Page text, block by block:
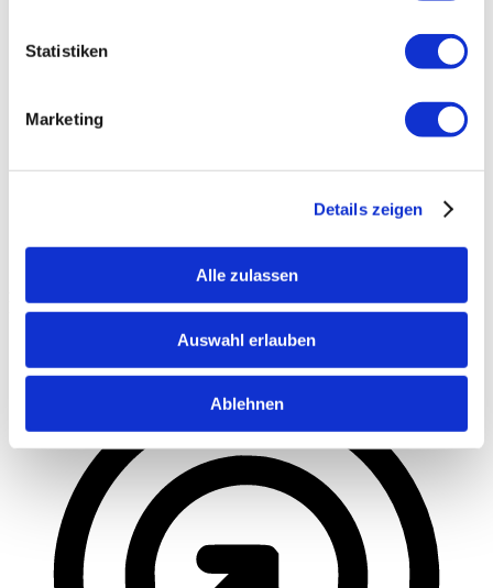
Statistiken
Marketing
Details zeigen
Alle zulassen
Auswahl erlauben
Ablehnen
Entfernt Blitze und reduziert Farben